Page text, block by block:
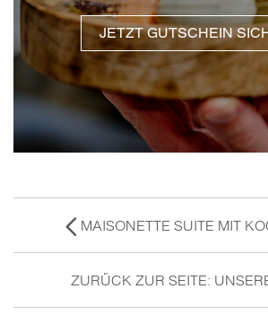
JETZT GUTSCHEIN
MAISONETTE SUITE MIT
ZURÜCK ZUR SEITE: